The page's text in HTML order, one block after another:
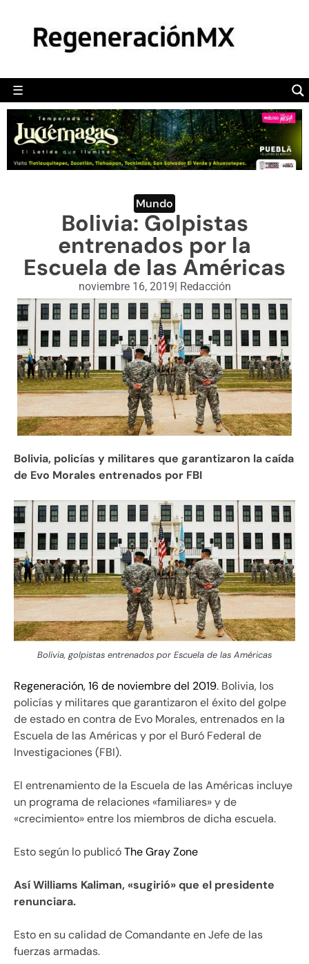
☰
POLÍTICA
CAMALEÓN
OPINIÓN
DEPORTES
ENGLISH SECTION
VIDEOS
Mundo
Bolivia: Golpistas
entrenados por la
Escuela de las Américas
noviembre 16, 2019| Redacción
Bolivia, policías y militares que garantizaron la caída
de Evo Morales entrenados por FBI
Bolivia, golpistas entrenados por Escuela de las Américas
Regeneración, 16 de noviembre del 2019. Bolivia, los
policías y militares que garantizaron el éxito del golpe
de estado en contra de Evo Morales, entrenados en la
Escuela de las Américas y por el Buró Federal de
Investigaciones (FBI).
El entrenamiento de la Escuela de las Américas incluye
un programa de relaciones «familiares» y de
«crecimiento» entre los miembros de dicha escuela.
Esto según lo publicóThe Gray Zone
Así Williams Kaliman, «sugirió» que el presidente
renunciara.
Esto en su calidad de Comandante en Jefe de las
fuerzas armadas.